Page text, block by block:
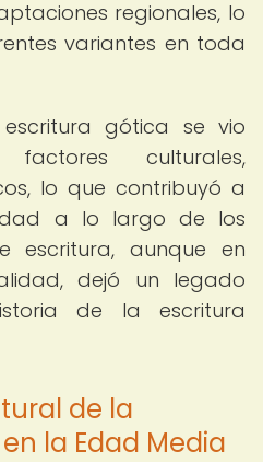
regionales, lo
variantes en toda
gótica se vio
culturales,
lo que contribuyó a
a lo largo de los
escritura, aunque en
dejó un legado
de la escritura
de la
la Edad Media